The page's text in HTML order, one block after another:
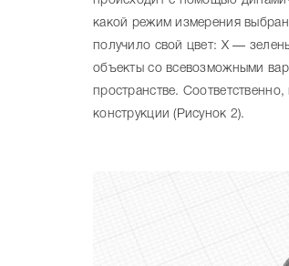
какой режим измерения
получило свой цвет: X —
объекты со всевозможными
пространстве.
конструкции (Рисунок 2).